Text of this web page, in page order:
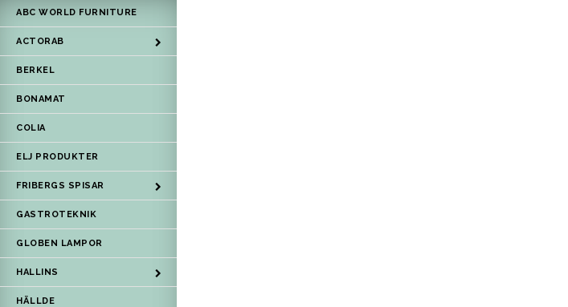
ABC WORLD FURNITURE
ACTORAB
BERKEL
BONAMAT
COLIA
ELJ PRODUKTER
FRIBERGS SPISAR
GASTROTEKNIK
GLOBEN LAMPOR
HALLINS
HÄLLDE